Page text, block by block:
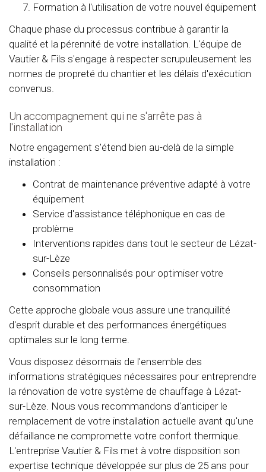
Formation à l'utilisation de votre nouvel équipement
Chaque phase du processus contribue à garantir la
qualité et la pérennité de votre installation. L'équipe de
Vautier & Fils s'engage à respecter scrupuleusement les
normes de propreté du chantier et les délais d'exécution
convenus.
Un accompagnement qui ne s'arrête pas à
l'installation
Notre engagement s'étend bien au-delà de la simple
installation :
Contrat de maintenance préventive adapté à votre
équipement
Service d'assistance téléphonique en cas de
problème
Interventions rapides dans tout le secteur de Lézat-
sur-Lèze
Conseils personnalisés pour optimiser votre
consommation
Cette approche globale vous assure une tranquillité
d'esprit durable et des performances énergétiques
optimales sur le long terme.
Vous disposez désormais de l'ensemble des
informations stratégiques nécessaires pour entreprendre
la rénovation de votre système de chauffage à Lézat-
sur-Lèze. Nous vous recommandons d'anticiper le
remplacement de votre installation actuelle avant qu'une
défaillance ne compromette votre confort thermique.
L'entreprise Vautier & Fils met à votre disposition son
expertise technique développée sur plus de 25 ans pour